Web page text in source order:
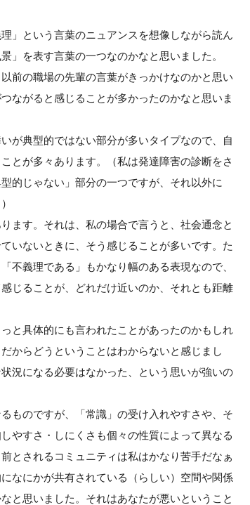
」という言葉のニュアンスを想像しながら読ん
」を表す言葉の一つなのかなと思いました。
前の職場の先輩の言葉がきっかけなのかと思い
ながると感じることが多かったのかなと思いま
が典型的ではない部分が多いタイプなので、自
とが多々あります。（私は発達障害の診断をさ
的じゃない」部分の一つですが、それ以外に
ます。それは、私の場合で言うと、社会通念と
いないときに、そう感じることが多いです。た
不義理である」もかなり幅のある表現なので、
じることが、どれだけ近いのか、それとも距離
と具体的にも言われたことがあったのかもしれ
からどうということはわからないと感じまし
況になる必要はなかった、という思いが強いの
ものですが、「常識」の受け入れやすさや、そ
やすさ・しにくさも個々の性質によって異なる
とされるコミュニティは私はかなり苦手だなぁ
なにかが共有されている（らしい）空間や関係
と思いました。それはあなたが悪いということ